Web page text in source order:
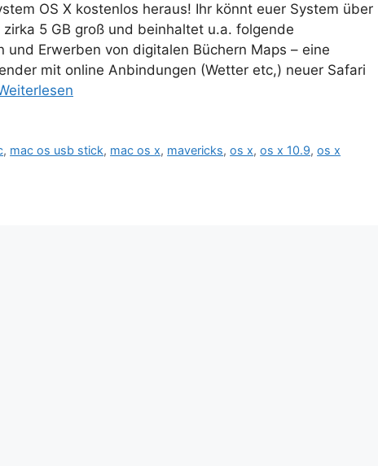
OS X kostenlos heraus! Ihr könnt euer System über
5 GB groß und beinhaltet u.a. folgende
und Erwerben von digitalen Büchern Maps – eine
mit online Anbindungen (Wetter etc,) neuer Safari
, mac os usb stick, mac os x, mavericks,os x,os x 10.9,os x